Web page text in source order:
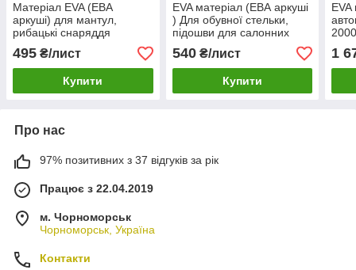
Матеріал EVA (ЕВА
аркуші) для мантул,
рибацькі снаряддя
495 ₴/лист
Купити
EVA матеріал (ЕВА аркуші
) Для обувної стельки,
підошви для салонних
тапочок розмір
2000*1200*3.5 мм
540₴/лист
Купити
EVA
1
Про нас
97% позитивних з 37 відгуків за рік
Працює з 22.04.2019
м. Чорноморськ
Чорноморськ, Україна
Контакти